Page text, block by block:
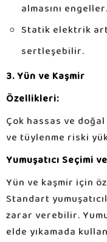
almasını engeller.
Statik elektrik
sertleşebilir.
3. Yün ve Kaşmir
Özellikleri:
Çok hassas ve
ve tüylenme riski
Yumuşatıcı Seçimi
Yün ve kaşmir için
Standart
zarar verebilir.
elde yıkamada